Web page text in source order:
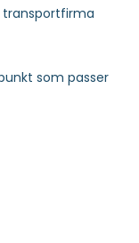
som passer